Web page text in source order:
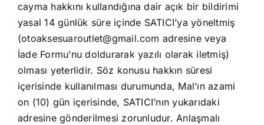
cayma hakkını kullandığına dair açık bir bildirimi
yasal 14 günlük süre içinde SATICI’ya yöneltmiş
(otoaksesuaroutlet@gmail.com adresine veya
İade Formu’nu doldurarak yazılı olarak iletmiş)
olması yeterlidir. Söz konusu hakkın süresi
içerisinde kullanılması durumunda, Mal’ın azami
on (10) gün içerisinde, SATICI’nın yukarıdaki
adresine gönderilmesi zorunludur. Anlaşmalı